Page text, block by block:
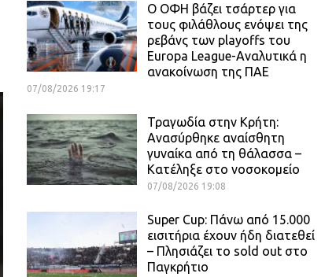
Ο ΟΦΗ βάζει τσάρτερ για
τους φιλάθλους ενόψει της
ρεβάνς των playoffs του
Europa League-Αναλυτικά η
ανακοίνωση της ΠΑΕ
07/08/2026 19:17
Τραγωδία στην Κρήτη:
Ανασύρθηκε αναίσθητη
γυναίκα από τη θάλασσα –
Κατέληξε στο νοσοκομείο
07/08/2026 19:08
Super Cup: Πάνω από 15.000
εισιτήρια έχουν ήδη διατεθεί
– Πλησιάζει το sold out στο
Παγκρήτιο